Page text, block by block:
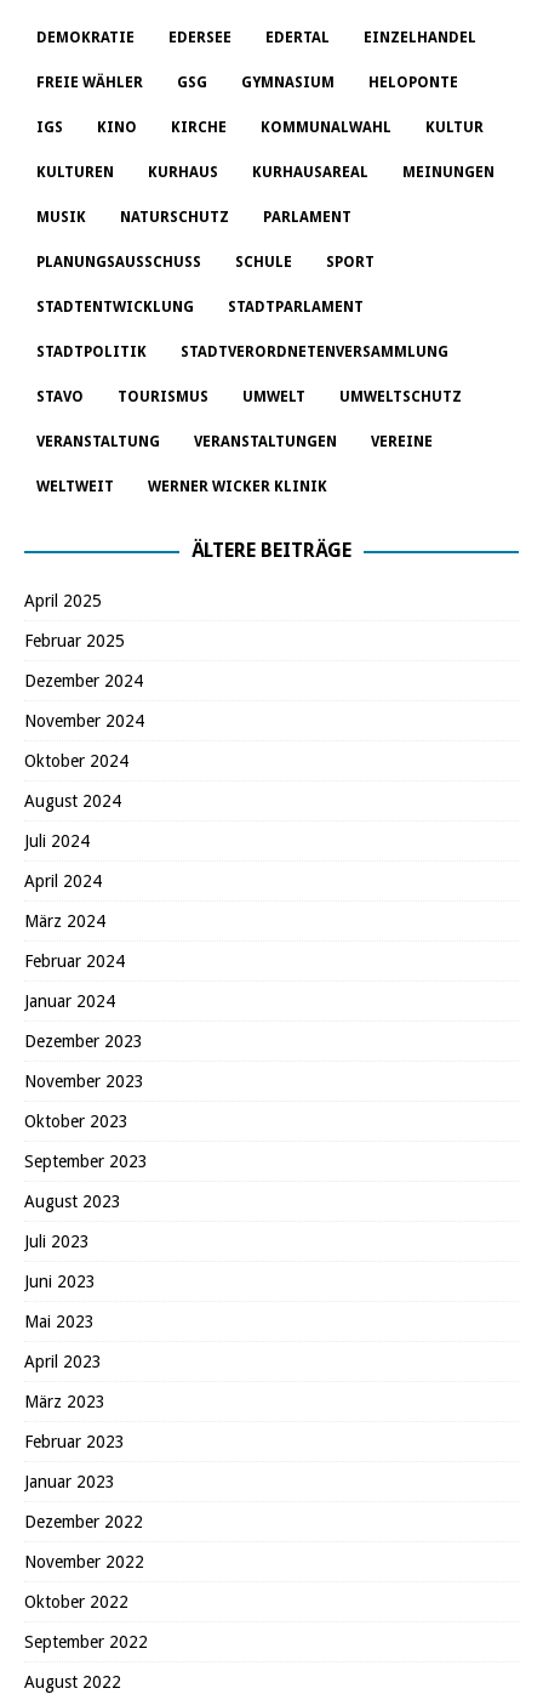
DEMOKRATIE EDERSEE EDERTAL EINZELHANDEL
FREIE WÄHLER GSG GYMNASIUM HELOPONTE
IGS KINO KIRCHE KOMMUNALWAHL KULTUR
KULTUREN KURHAUS KURHAUSAREAL MEINUNGEN
MUSIK NATURSCHUTZ PARLAMENT
PLANUNGSAUSSCHUSS SCHULE SPORT
STADTENTWICKLUNG STADTPARLAMENT
STADTPOLITIK STADTVERORDNETENVERSAMMLUNG
STAVO TOURISMUS UMWELT UMWELTSCHUTZ
VERANSTALTUNG VERANSTALTUNGEN VEREINE
WELTWEIT WERNER WICKER KLINIK
ÄLTERE BEITRÄGE
April 2025
Februar 2025
Dezember 2024
November 2024
Oktober 2024
August 2024
Juli 2024
April 2024
März 2024
Februar 2024
Januar 2024
Dezember 2023
November 2023
Oktober 2023
September 2023
August 2023
Juli 2023
Juni 2023
Mai 2023
April 2023
März 2023
Februar 2023
Januar 2023
Dezember 2022
November 2022
Oktober 2022
September 2022
August 2022